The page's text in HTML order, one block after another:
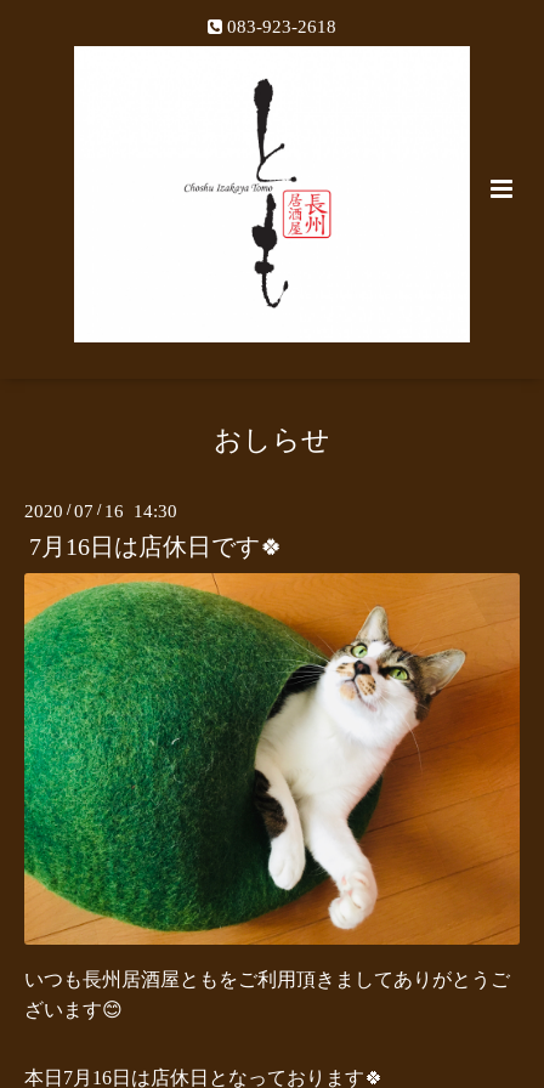
083-923-2618
おしらせ
2020 /07 / 16 14:30
7月16日は店休日です🍀
いつも長州居酒屋ともをご利用頂きましてありがとうご
ざいます😊
本日7月16日は店休日となっております🍀